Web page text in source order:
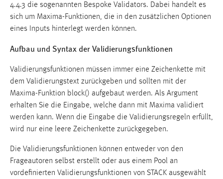
4.4.3 die sogenannten Bespoke Validators. Dabei handelt es
sich um Maxima-Funktionen, die in den zusätzlichen Optionen
eines Inputs hinterlegt werden können.
Aufbau und Syntax der Validierungsfunktionen
Validierungsfunktionen müssen immer eine Zeichenkette mit
dem Validierungstext zurückgeben und sollten mit der
Maxima-Funktion block() aufgebaut werden. Als Argument
erhalten Sie die Eingabe, welche dann mit Maxima validiert
werden kann. Wenn die Eingabe die Validierungsregeln erfüllt,
wird nur eine leere Zeichenkette zurückgegeben.
Die Validierungsfunktionen können entweder von den
Frageautoren selbst erstellt oder aus einem Pool an
vordefinierten Validierungsfunktionen von STACK ausgewählt
EXTERNE KARTENANBIETER
Um Karten anzeigen zu können müssen die Kacheln
werden hier Daten von externern Anbietern geladen.
Environmental Systems Research Institute (Esri)
bzw. deren ArcGIS-Produkte;
Es gelten die Datenschutzbestimmungen dieser
Dienste:
https://osmfoundation.org/wiki/Privacy_Policy
Kartenkacheln „Satellit“ von ESRI/ArcGIS:
https://trust.arcgis.com/de/privacy/privacy-tab-